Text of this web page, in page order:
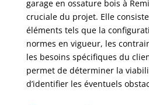
garage en ossature bois à
cruciale du projet. Elle
éléments tels que la
normes en vigueur, les
les besoins spécifiques du
permet de déterminer la
d’identifier les éventuels